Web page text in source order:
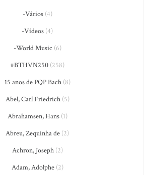
-Vários(4)
-Vídeos (4)
-World Music (6)
#BTHVN250(258)
15 anos de PQP Bach(8)
Abel, Carl Friedrich(5)
Abrahamsen, Hans(1)
Abreu, Zequinha de (2)
Achron, Joseph(2)
Adam, Adolphe(2)